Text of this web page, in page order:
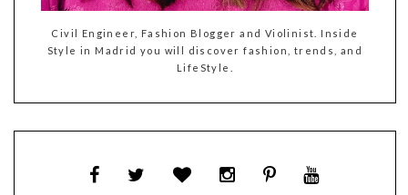
Civil Engineer, Fashion Blogger and Violinist. Inside
Style in Madrid you will discover fashion, trends, and
LifeStyle.